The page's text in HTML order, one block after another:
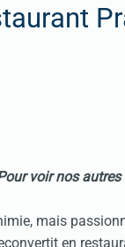
voir nos autres
mais
en